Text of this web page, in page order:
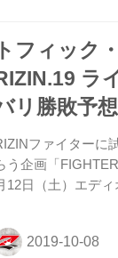
をアップしている
ぞれの勝敗予想と
ト級GP開幕戦へ
トフィック・
キー・“ピットブ
トフィック
ラ
リ勝敗予想
ファイターに
う企画「
12日（土）エデ
はなんと出場する
ぞ！ “コーカサス